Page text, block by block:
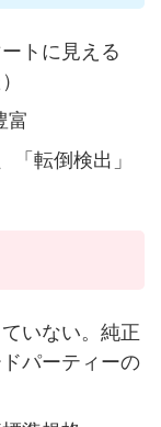
トに見える
富
「転倒検出」
いない。純正
パーティーの